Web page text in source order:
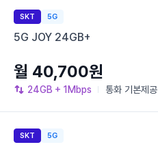
SKT 5G
5G JOY 24GB+
24GB + 1Mbps 통화 기본제공
월 40,700원
SKT 5G